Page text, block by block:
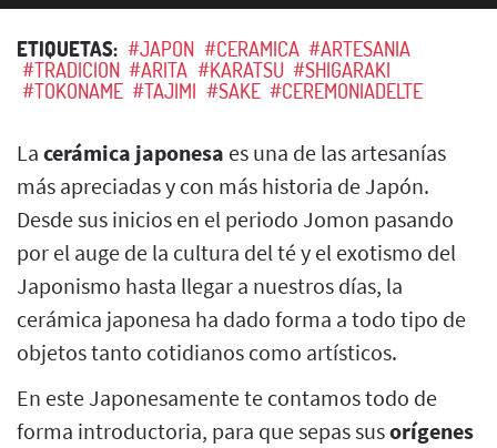
ETIQUETAS: #JAPON #CERAMICA #ARTESANIA
#TRADICION #ARITA #KARATSU #SHIGARAKI
#TOKONAME #TAJIMI #SAKE #CEREMONIADELTE
La cerámica japonesa es una de las artesanías
más apreciadas y con más historia de Japón.
Desde sus inicios en el periodo Jomon pasando
por el auge de la cultura del té y el exotismo del
Japonismo hasta llegar a nuestros días, la
cerámica japonesa ha dado forma a todo tipo de
objetos tanto cotidianos como artísticos.
En este Japonesamente te contamos todo de
forma introductoria, para que sepas susorígenes